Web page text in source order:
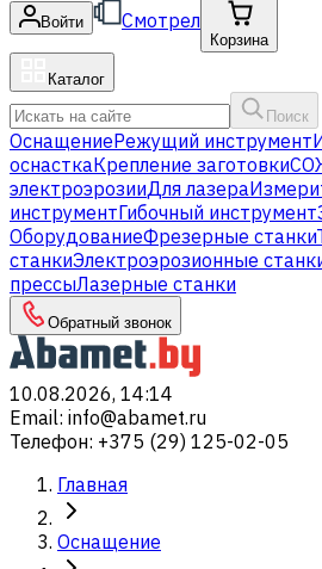
Войти Смотрел
Корзина
Каталог
Поиск
ОснащениеРежущий инструмент
оснасткаКрепление заготовки
электроэрозииДля лазера
инструментГибочный инструмент
ОборудованиеФрезерные станки
станкиЭлектроэрозионные
прессыЛазерные станки
Обратный звонок
10.08.2026, 14:14
Email: info@abamet.ru
Телефон: +375 (29) 125-02-05
Главная
Оснащение